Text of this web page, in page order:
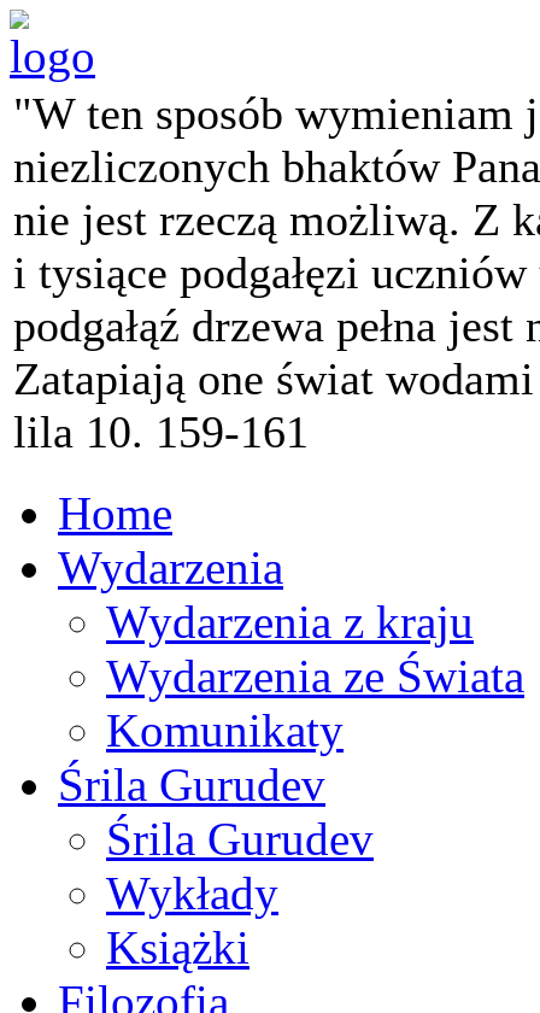
"W ten sposób wymieniam
niezliczonych bhaktów
nie jest rzeczą możliwą. Z
i tysiące podgałęzi
podgałąź drzewa pełna
Zatapiają one świat
lila 10. 159-161
Home
Wydarzenia
Wydarzenia z kraju
Wydarzenia ze Świata
Komunikaty
Śrila Gurudev
Śrila Gurudev
Wykłady
Książki
Filozofia